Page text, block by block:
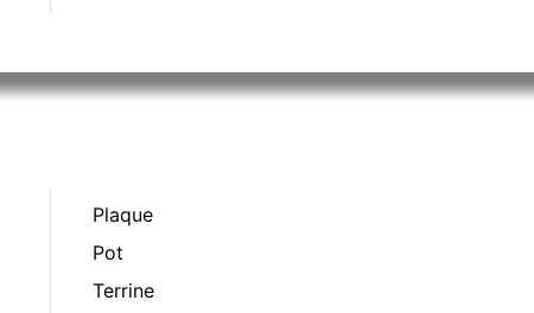
Plaque
Pot
Terrine